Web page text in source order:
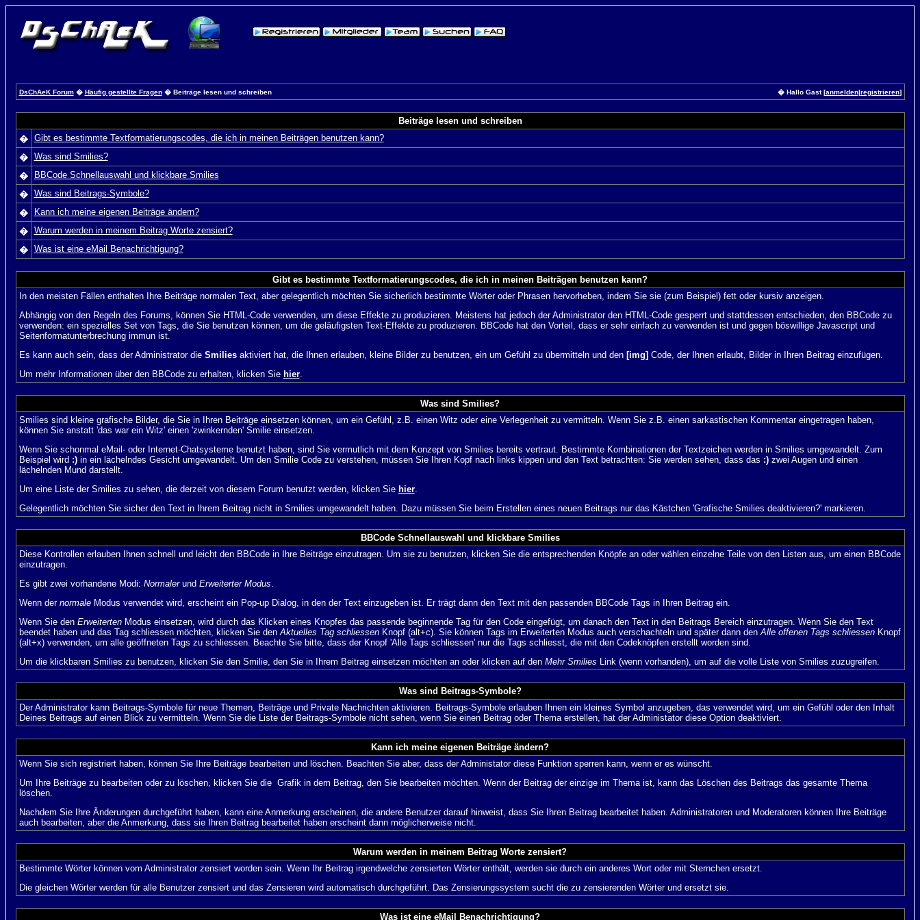
DsChAeK Forum� Häufig gestellte Fragen� Beiträge lesen und schreiben � Hallo Gast [anmelden|registrieren]
Beiträge lesen und schreiben
�
Gibt es bestimmte Textformatierungscodes, die ich in meinen Beiträgen benutzen kann?
�
Was sind Smilies?
�
BBCode Schnellauswahl und klickbare Smilies
�
Was sind Beitrags-Symbole?
�
Kann ich meine eigenen Beiträge ändern?
�
Warum werden in meinem Beitrag Worte zensiert?
�
Was ist eine eMail Benachrichtigung?
Gibt es bestimmte Textformatierungscodes, die ich in meinen Beiträgen benutzen kann?
In den meisten Fällen enthalten Ihre Beiträge normalen Text, aber gelegentlich möchten Sie sicherlich bestimmte Wörter oder Phrasen hervorheben, indem Sie sie (zum Beispiel) fett oder kursiv anzeigen.
Abhängig von den Regeln des Forums, können Sie HTML-Code verwenden, um diese Effekte zu produzieren. Meistens hat jedoch der Administrator den HTML-Code gesperrt und stattdessen entschieden, den BBCode zu
verwenden: ein spezielles Set von Tags, die Sie benutzen können, um die geläufigsten Text-Effekte zu produzieren. BBCode hat den Vorteil, dass er sehr einfach zu verwenden ist und gegen böswillige Javascript und
Seitenformatunterbrechung immun ist.
Es kann auch sein, dass der Administrator die Smiliesaktiviert hat, die Ihnen erlauben, kleine Bilder zu benutzen, ein um Gefühl zu übermitteln und den [img] Code, der Ihnen erlaubt, Bilder in Ihren Beitrag einzufügen.
Um mehr Informationen über den BBCode zu erhalten, klicken Sie hier.
Was sind Smilies?
Smilies sind kleine grafische Bilder, die Sie in Ihren Beiträge einsetzen können, um ein Gefühl, z.B. einen Witz oder eine Verlegenheit zu vermitteln. Wenn Sie z.B. einen sarkastischen Kommentar eingetragen haben,
können Sie anstatt 'das war ein Witz' einen 'zwinkernden' Smilie einsetzen.
Wenn Sie schonmal eMail- oder Internet-Chatsysteme benutzt haben, sind Sie vermutlich mit dem Konzept von Smilies bereits vertraut. Bestimmte Kombinationen der Textzeichen werden in Smilies umgewandelt. Zum
Beispiel wird :)in ein lächelndes Gesicht umgewandelt. Um den Smilie Code zu verstehen, müssen Sie Ihren Kopf nach links kippen und den Text betrachten: Sie werden sehen, dass das :)zwei Augen und einen
lächelnden Mund darstellt.
Um eine Liste der Smilies zu sehen, die derzeit von diesem Forum benutzt werden, klicken Sie hier.
Gelegentlich möchten Sie sicher den Text in Ihrem Beitrag nicht in Smilies umgewandelt haben. Dazu müssen Sie beim Erstellen eines neuen Beitrags nur das Kästchen 'Grafische Smilies deaktivieren?' markieren.
BBCode Schnellauswahl und klickbare Smilies
Diese Kontrollen erlauben Ihnen schnell und leicht den BBCode in Ihre Beiträge einzutragen. Um sie zu benutzen, klicken Sie die entsprechenden Knöpfe an oder wählen einzelne Teile von den Listen aus, um einen BBCode
einzutragen.
Es gibt zwei vorhandene Modi: Normalerund Erweiterter Modus.
Wenn der normaleModus verwendet wird, erscheint ein Pop-up Dialog, in den der Text einzugeben ist. Er trägt dann den Text mit den passenden BBCode Tags in Ihren Beitrag ein.
Wenn Sie den ErweitertenModus einsetzen, wird durch das Klicken eines Knopfes das passende beginnende Tag für den Code eingefügt, um danach den Text in den Beitrags Bereich einzutragen. Wenn Sie den Text
beendet haben und das Tag schliessen möchten, klicken Sie denAktuelles Tag schliessenKnopf (alt+c). Sie können Tags im Erweiterten Modus auch verschachteln und später dann denAlle offenen Tags schliessenKnopf
(alt+x) verwenden, um alle geöffneten Tags zu schliessen. Beachte Sie bitte, dass der Knopf 'Alle Tags schliessen' nur die Tags schliesst, die mit den Codeknöpfen erstellt worden sind.
Um die klickbaren Smilies zu benutzen, klicken Sie den Smilie, den Sie in Ihrem Beitrag einsetzen möchten an oder klicken auf den Mehr Smilies Link (wenn vorhanden), um auf die volle Liste von Smilies zuzugreifen.
Was sind Beitrags-Symbole?
Der Administrator kann Beitrags-Symbole für neue Themen, Beiträge und Private Nachrichten aktivieren. Beitrags-Symbole erlauben Ihnen ein kleines Symbol anzugeben, das verwendet wird, um ein Gefühl oder den Inhalt
Deines Beitrags auf einen Blick zu vermitteln. Wenn Sie die Liste der Beitrags-Symbole nicht sehen, wenn Sie einen Beitrag oder Thema erstellen, hat der Administator diese Option deaktiviert.
Kann ich meine eigenen Beiträge ändern?
Wenn Sie sich registriert haben, können Sie Ihre Beiträge bearbeiten und löschen. Beachten Sie aber, dass der Administator diese Funktion sperren kann, wenn er es wünscht.
Um Ihre Beiträge zu bearbeiten oder zu löschen, klicken Sie die Grafik in dem Beitrag, den Sie bearbeiten möchten. Wenn der Beitrag der einzige im Thema ist, kann das Löschen des Beitrags das gesamte Thema
löschen.
Nachdem Sie Ihre Änderungen durchgeführt haben, kann eine Anmerkung erscheinen, die andere Benutzer darauf hinweist, dass Sie Ihren Beitrag bearbeitet haben. Administratoren und Moderatoren können Ihre Beiträge
auch bearbeiten, aber die Anmerkung, dass sie Ihren Beitrag bearbeitet haben erscheint dann möglicherweise nicht.
Warum werden in meinem Beitrag Worte zensiert?
Bestimmte Wörter können vom Administrator zensiert worden sein. Wenn Ihr Beitrag irgendwelche zensierten Wörter enthält, werden sie durch ein anderes Wort oder mit Sternchen ersetzt.
Die gleichen Wörter werden für alle Benutzer zensiert und das Zensieren wird automatisch durchgeführt. Das Zensierungssystem sucht die zu zensierenden Wörter und ersetzt sie.
Was ist eine eMail Benachrichtigung?